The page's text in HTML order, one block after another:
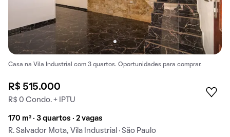
Casa na Vila Industrial com 3 quartos. Oportunidades para comprar.
R$ 515.000
R$ 0 Condo. + IPTU
170 m² · 3 quartos · 2 vagas
R. Salvador Mota, Vila Industrial · São Paulo